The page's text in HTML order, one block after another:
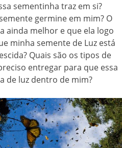
sementinha traz em si?
germine em mim? O
ainda melhor e que ela logo
minha semente de Luz está
Quais são os tipos de
entregar para que essa
de luz dentro de mim?